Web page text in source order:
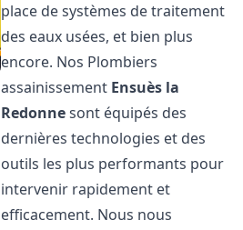
place de systèmes de traitement
des eaux usées, et bien plus
encore. Nos Plombiers
assainissement Ensuès la
Redonnesont équipés des
dernières technologies et des
outils les plus performants pour
intervenir rapidement et
efficacement. Nous nous